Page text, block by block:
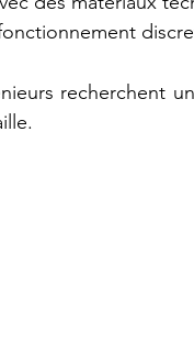
recherchent